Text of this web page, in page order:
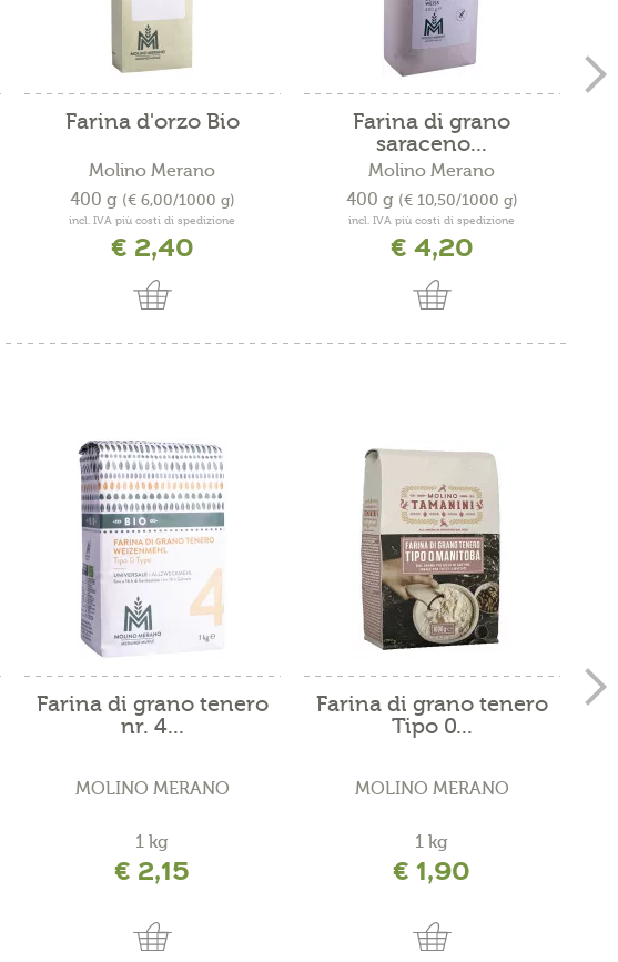
Farina d'orzo Bio
Molino Merano
400 g (€ 6,00/1000 g)
incl. IVA più costi di spedizione
€ 2,40
Farina di grano
saraceno...
Molino Merano
400 g (€ 10,50/1000 g)
incl. IVA più costi di spedizione
€ 4,20
Farina di grano tenero
nr. 4...
MOLINO MERANO
1 kg
€ 2,15
Farina di grano tenero
Tipo 0...
MOLINO MERANO
1 kg
€ 1,90